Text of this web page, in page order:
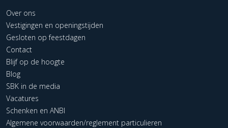
Over ons
Vestigingen en openingstijden
Gesloten op feestdagen
Contact
Blijf op de hoogte
Blog
SBK in de media
Vacatures
Schenken en ANBI
Algemene voorwaarden/reglement particulieren